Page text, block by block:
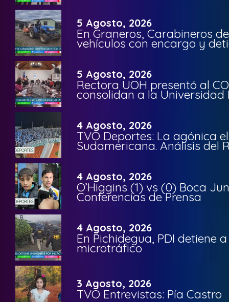
5 Agosto, 2026
En Graneros, Carabineros
vehículos con encargo y
5 Agosto, 2026
Rectora UOH presentó al
consolidan a la Universidad
4 Agosto, 2026
TVO Deportes: La agónica
Sudamericana. Análisis del
4 Agosto, 2026
O’Higgins (1) vs (0) Boca
Conferencias de Prensa
4 Agosto, 2026
En Pichidegua, PDI detiene
microtráfico
3 Agosto, 2026
TVO Entrevistas: Pía Castro